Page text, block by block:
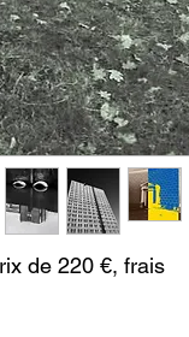
de 220 €, frais